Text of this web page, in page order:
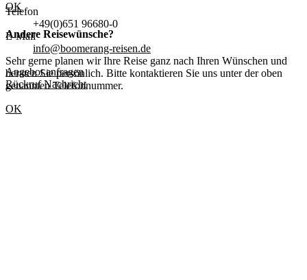
OK
Andere Reisewünsche?
Sehr gerne planen wir Ihre Reise ganz nach Ihren Wünschen und
beraten Sie persönlich. Bitte kontaktieren Sie uns unter der oben
genannten Telefonnummer.
OK
Telefon
+49(0)651 96680-0
E-Mail
info@boomerang-reisen.de
Angebot anfragen
Rückruf Nachricht